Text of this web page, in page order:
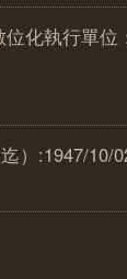
位化執行單
）:1947/10/